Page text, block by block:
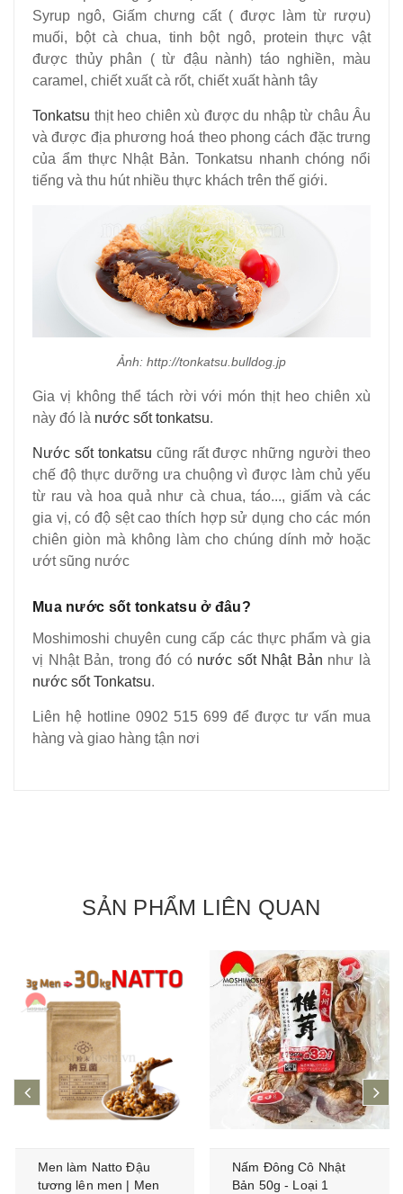
Syrup ngô, Giấm chưng cất ( được làm từ rượu)
muối, bột cà chua, tinh bột ngô, protein thực vật
được thủy phân ( từ đậu nành) táo nghiền, màu
caramel, chiết xuất cà rốt, chiết xuất hành tây
Tonkatsu thịt heo chiên xù được du nhập từ châu Âu
và được địa phương hoá theo phong cách đặc trưng
của ẩm thực Nhật Bản. Tonkatsu nhanh chóng nổi
tiếng và thu hút nhiều thực khách trên thế giới.
Ảnh: http://tonkatsu.bulldog.jp
Gia vị không thể tách rời với món thịt heo chiên xù
này đó là nước sốt tonkatsu.
Nước sốt tonkatsu cũng rất được những người theo
chế độ thực dưỡng ưa chuộng vì được làm chủ yếu
từ rau và hoa quả như cà chua, táo..., giấm và các
gia vị, có độ sệt cao thích hợp sử dụng cho các món
chiên giòn mà không làm cho chúng dính mở hoặc
ướt sũng nước
Mua nước sốt tonkatsu ở đâu?
Moshimoshi chuyên cung cấp các thực phẩm và gia
vị Nhật Bản, trong đó có nước sốt Nhật Bản như là
nước sốt Tonkatsu.
Liên hệ hotline 0902 515 699 để được tư vấn mua
hàng và giao hàng tận nơi
SẢN PHẨM LIÊN QUAN
Men làm Natto Đậu
tương lên men | Men
Nấm Đông Cô Nhật
Bản 50g - Loại 1
prev